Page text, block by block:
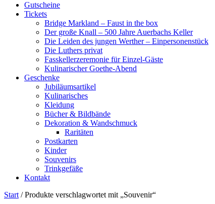
Gutscheine
Tickets
Bridge Markland – Faust in the box
Der große Knall – 500 Jahre Auerbachs Keller
Die Leiden des jungen Werther – Einpersonenstück
Die Luthers privat
Fasskellerzeremonie für Einzel-Gäste
Kulinarischer Goethe-Abend
Geschenke
Jubiläumsartikel
Kulinarisches
Kleidung
Bücher & Bildbände
Dekoration & Wandschmuck
Raritäten
Postkarten
Kinder
Souvenirs
Trinkgefäße
Kontakt
Start / Produkte verschlagwortet mit „Souvenir“